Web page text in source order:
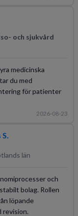
och sjukvård
medicinska
du med
för patienter
2026-08-23
län
och
bolag. Rollen
löpande
revision.